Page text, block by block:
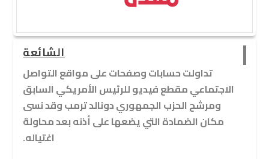
الشائعة
تداولت حسابات وصفحات على مواقع التواصل
الاجتماعي مقطع فيديو للرئيس الأمريكي السابق
ومرشح الحزب الجمهوري دونالد ترمب وقد نسى
مكان الضمادة التي يضعها على أذنه بعد محاولة
اغتياله.